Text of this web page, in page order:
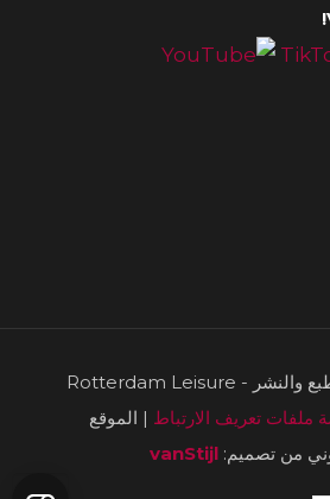
2026 © حقوق الطبع والنشر - Rotterdam Leisure
ملفات تعريف الارتباط | الموقع
من تصميم: vanStijl